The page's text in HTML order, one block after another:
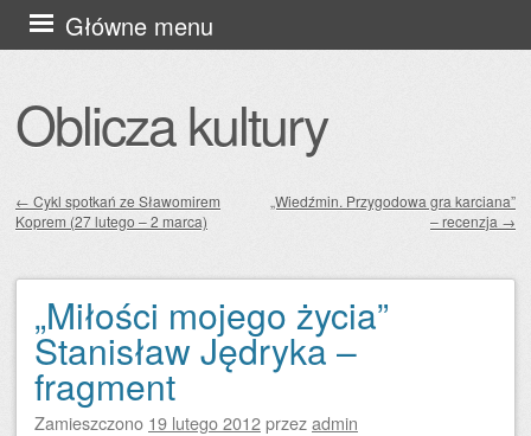
Oblicza kultury
Główne menu
Przejdź
do
Zobacz wpisy
← Cykl spotkań ze Sławomirem
Koprem (27 lutego – 2 marca)
„Wiedźmin. Przygodowa gra karciana”
– recenzja →
„Miłości mojego życia”
Stanisław Jędryka –
fragment
Zamieszczono 19 lutego 2012przezadmin